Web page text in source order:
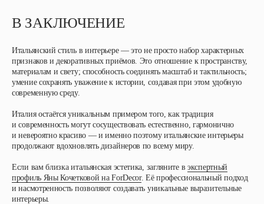
В ЗАКЛЮЧЕНИЕ
Итальянский стиль в интерьере — это не просто набор характерных
признаков и декоративных приёмов. Это отношение к пространству,
материалам и свету; способность соединять масштаб и тактильность;
умение сохранять уважение к истории, создавая при этом удобную
современную среду.
Италия остаётся уникальным примером того, как традиция
и современность могут сосуществовать естественно, гармонично
и невероятно красиво — и именно поэтому итальянские интерьеры
продолжают вдохновлять дизайнеров по всему миру.
Если вам близка итальянская эстетика, загляните в экспертный
профиль Яны Кочетковой на ForDecor. Её профессиональный подход
и насмотренность позволяют создавать уникальные выразительные
интерьеры.